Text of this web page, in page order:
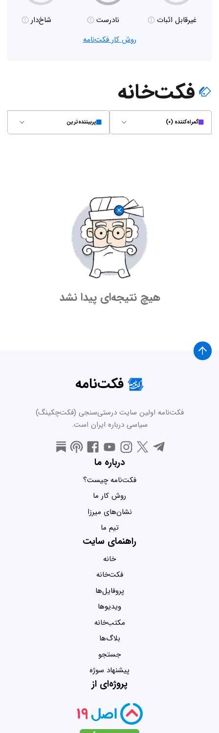
غیر‌قابل اثبات نادرست
شاخ‌دار
روش کار فکت‌نامه
فکت‌خانه
گمراه‌کننده (۰) پربیننده‌ترین
هیچ نتیجه‌ای پیدا نشد
فکت‌نامه
فکت‌نامه اولین سایت درستی‌سنجی (فکت‌چکینگ)
سیاسی درباره ایران است.
درباره ما
فکت‌نامه چیست؟
روش کار ما
نشان‌های میرزا
تیم ما
راهنمای سایت
خانه
فکت‌خانه
پروفایل‌ها
ویدیو‌ها
مکتب‌خانه
بلاگ‌ها
جستجو
پیشنهاد سوژه
پروژه‌ای از